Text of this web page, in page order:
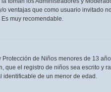
ventajas que como usuario invitado
muy recomendable.
Protección de Niños menores de 13
que el registro de niños sea escrito y
identificable de un menor de edad.